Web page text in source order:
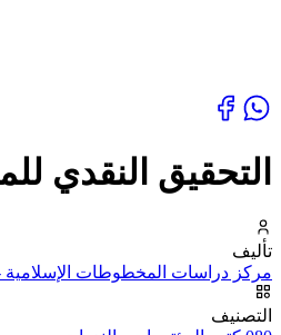
التحقيق النقدي
تأليف
مركز دراسات المخطوطات
التصنيف